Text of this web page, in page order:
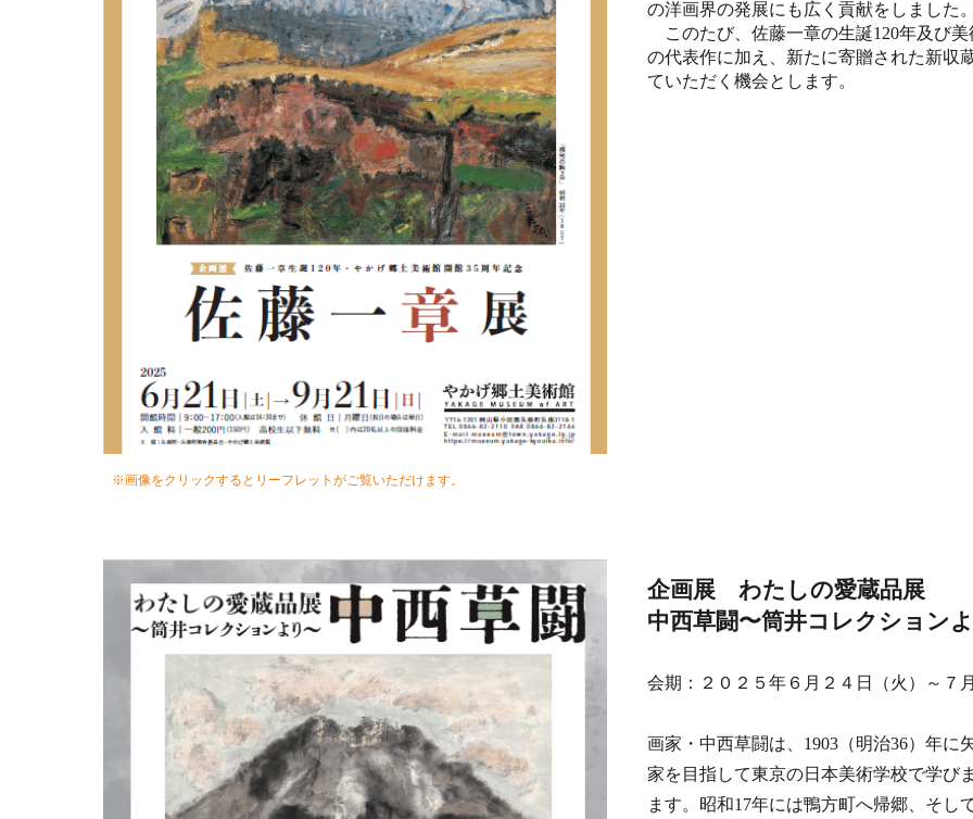
※画像をクリックするとリーフレットがご覧いただけます。
の洋画界の発展にも広く貢献をしました。
このたび、佐藤一章の生誕120年及び
の代表作に加え、新たに寄贈された新収
ていただく機会とします。
企画展 わたしの愛蔵品展
中西草闘〜筒井コレクション
会期：２０２５年６月２４日（火）～７
画家・中西草闘は、1903（明治36）年
家を目指して東京の日本美術学校で学び
ます。昭和17年には鴨方町へ帰郷、そし